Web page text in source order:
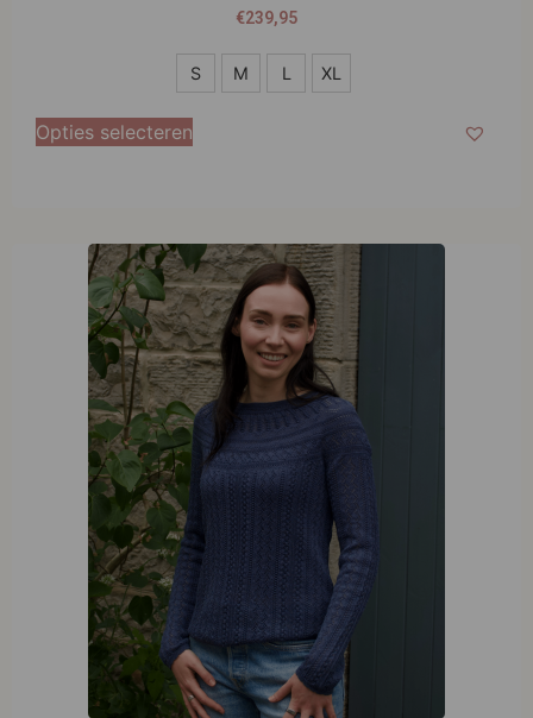
€239,95
M
S M L XL
Opties selecteren